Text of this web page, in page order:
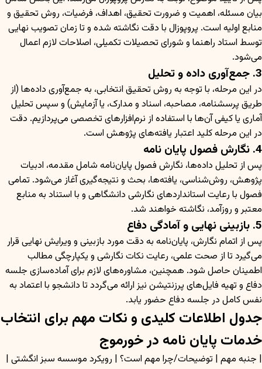
بیان مسئله، اهمیت و ضرورت تحقیق، اهداف، فرضیات، روش تحقیق و
منابع اولیه است. پروپوزال با دقت نگاشته شده و تا زمان تصویب نهایی
توسط استاد راهنما و شورای تحصیلات تکمیلی، اصلاحات لازم اعمال
می‌شود.
3. جمع‌آوری داده و تحلیل
در این مرحله، با توجه به روش تحقیق انتخابی، به جمع‌آوری داده‌ها (از
طریق پرسشنامه، مصاحبه، اسناد و مدارک، یا آزمایش) و سپس تحلیل
آماری یا کیفی آن‌ها با استفاده از نرم‌افزارهای تخصصی می‌پردازیم. دقت
در این مرحله کلید اعتبار یافته‌های پژوهش است.
4. نگارش فصول پایان نامه
پس از تحلیل داده‌ها، نگارش فصول پایان‌نامه شامل مقدمه، ادبیات
پژوهش، روش‌شناسی، یافته‌ها، بحث و نتیجه‌گیری آغاز می‌شود. تمامی
فصول با رعایت استانداردهای نگارشی دانشگاهی و با استناد به منابع
معتبر و روزآمد، نگاشته خواهند شد.
5. بازبینی نهایی و آمادگی دفاع
پس از اتمام نگارش، پایان‌نامه به دقت مورد بازبینی و ویرایش نهایی قرار
می‌گیرد تا از صحت علمی، رعایت نکات نگارشی و یکپارچگی مطالب
اطمینان حاصل شود. همچنین، مشاوره‌های لازم برای آماده‌سازی جلسه
دفاع و تهیه فایل‌های پرزنتیشن نیز ارائه می‌گردد تا دانشجو با اعتماد به
نفس کامل در جلسه دفاع حضور یابد.
جدول اطلاعات کلیدی و نکات مهم برای انتخاب
خدمات پایان نامه در خورموج
| جنبه مهم | توضیحات/چرا مهم است؟ | رویکرد موسسه سبز انگشتی |